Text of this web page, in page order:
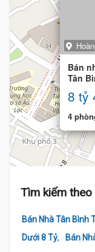
Bán
Tân
tầng
8 tỷ
4
Tìm kiếm
Bán Nhà Tân Bình
Dưới 8 Tỷ, Bán